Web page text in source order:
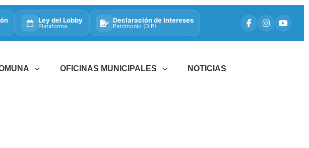
Ley del Lobby
Plataforma
Declaración de Intereses
Patrimonio (DIP)
OFICINAS MUNICIPALES NOTICIAS